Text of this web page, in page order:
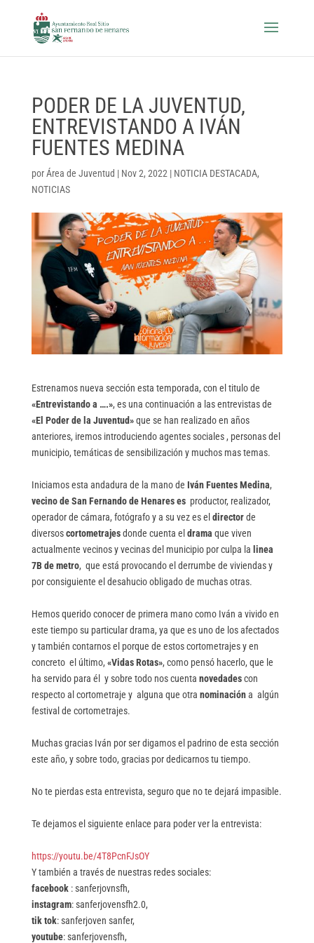
PODER DE LA JUVENTUD,
ENTREVISTANDO A IVÁN
FUENTES MEDINA
porÁrea de Juventud | Nov 2, 2022 | NOTICIA DESTACADA,
NOTICIAS
Estrenamos nueva sección esta temporada, con el titulo de
«Entrevistando a ….», es una continuación a las entrevistas de
«El Poder de la Juventud»que se han realizado en años
anteriores, iremos introduciendo agentes sociales , personas del
municipio, temáticas de sensibilización y muchos mas temas.
Iniciamos esta andadura de la mano de Iván Fuentes Medina,
vecino de San Fernando de Henares es productor, realizador,
operador de cámara, fotógrafo y a su vez es eldirectorde
diversoscortometrajesdonde cuenta eldrama que viven
actualmente vecinos y vecinas del municipio por culpa la linea
7B de metro, que está provocando el derrumbe de viviendas y
por consiguiente el desahucio obligado de muchas otras.
Hemos querido conocer de primera mano como Iván a vivido en
este tiempo su particular drama, ya que es uno de los afectados
y también contarnos el porque de estos cortometrajes y en
concreto el último, «Vidas Rotas», como pensó hacerlo, que le
ha servido para él y sobre todo nos cuenta novedadescon
respecto al cortometraje y alguna que otra nominacióna algún
festival de cortometrajes.
Muchas gracias Iván por ser digamos el padrino de esta sección
este año, y sobre todo, gracias por dedicarnos tu tiempo.
No te pierdas esta entrevista, seguro que no te dejará impasible.
Te dejamos el siguiente enlace para poder ver la entrevista:
https://youtu.be/4T8PcnFJsOY
Y también a través de nuestras redes sociales:
facebook: sanferjovnsfh,
instagram: sanferjovensfh2.0,
tik tok: sanferjoven sanfer,
youtube: sanferjovensfh,